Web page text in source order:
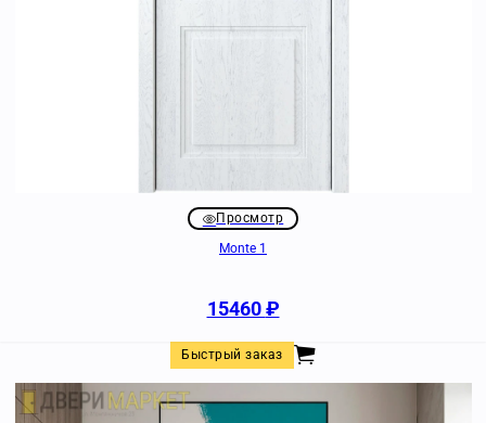
Просмотр
Monte 1
15460₽
Быстрый заказ